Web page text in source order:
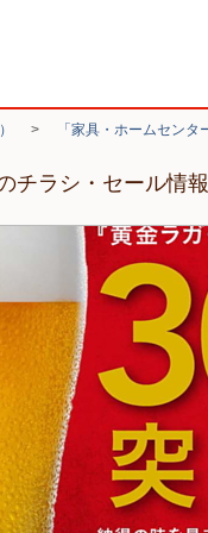
> 「家具・ホームセン
チラシ・セール情